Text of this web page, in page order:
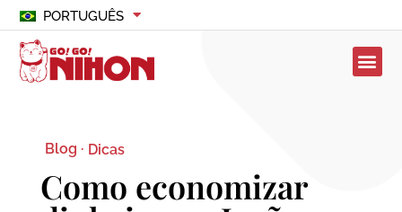
PORTUGUÊS
Blog · Dicas
Como economizar